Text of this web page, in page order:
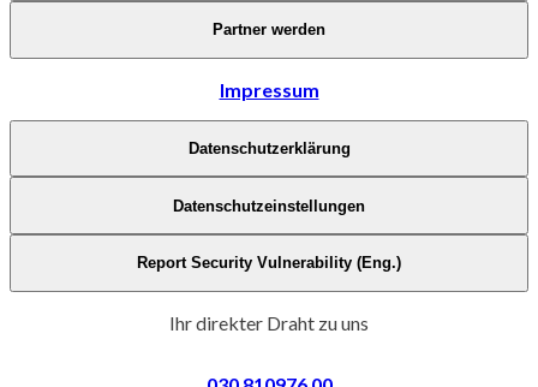
Partner werden
Impressum
Datenschutzerklärung
Datenschutzeinstellungen
Report Security Vulnerability (Eng.)
Ihr direkter Draht zu uns